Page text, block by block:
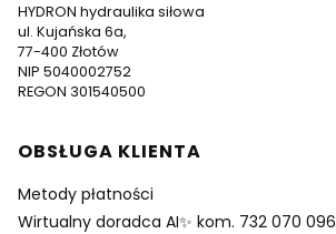
HYDRON hydraulika siłowa
ul. Kujańska 6a,
77-400 Złotów
NIP 5040002752
REGON 301540500
Linki w stopce
OBSŁUGA KLIENTA
Metody płatności
Wirtualny doradca AI✨ kom. 732 070 096